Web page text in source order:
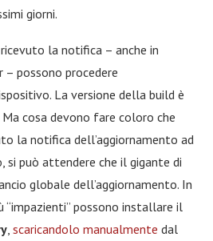
giorni.
la notifica – anche in
– possono procedere
La versione della build è
Ma cosa devono fare coloro che
la notifica dell’aggiornamento ad
si può attendere che il gigante di
globale dell’aggiornamento. In
possono installare il
scaricandolo manualmente dal